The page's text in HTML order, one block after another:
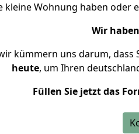
kleine Wohnung haben oder
Wir
kümmern uns darum,
heute, um Ihren
Füllen Sie jetzt das